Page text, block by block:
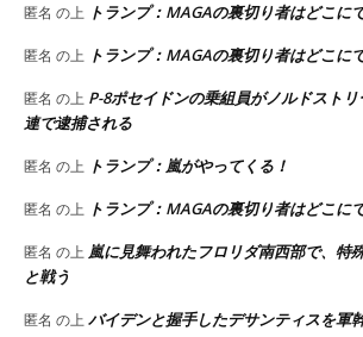
匿名 の上 トランプ：MAGAの裏切り者はどこに
匿名 の上 トランプ：MAGAの裏切り者はどこに
匿名 の上 P-8ポセイドンの乗組員がノルドスト
連で逮捕される
匿名 の上 トランプ：嵐がやってくる！
匿名 の上 トランプ：MAGAの裏切り者はどこに
匿名 の上 嵐に見舞われたフロリダ南西部で、特
と戦う
匿名 の上 バイデンと握手したデサンティスを軍